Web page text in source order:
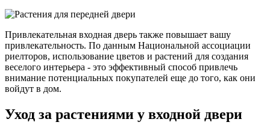
Привлекательная входная дверь также повышает вашу
привлекательность. По данным Национальной ассоциации
риелторов, использование цветов и растений для создания
веселого интерьера - это эффективный способ привлечь
внимание потенциальных покупателей еще до того, как они
войдут в дом.
Уход за растениями у входной двери